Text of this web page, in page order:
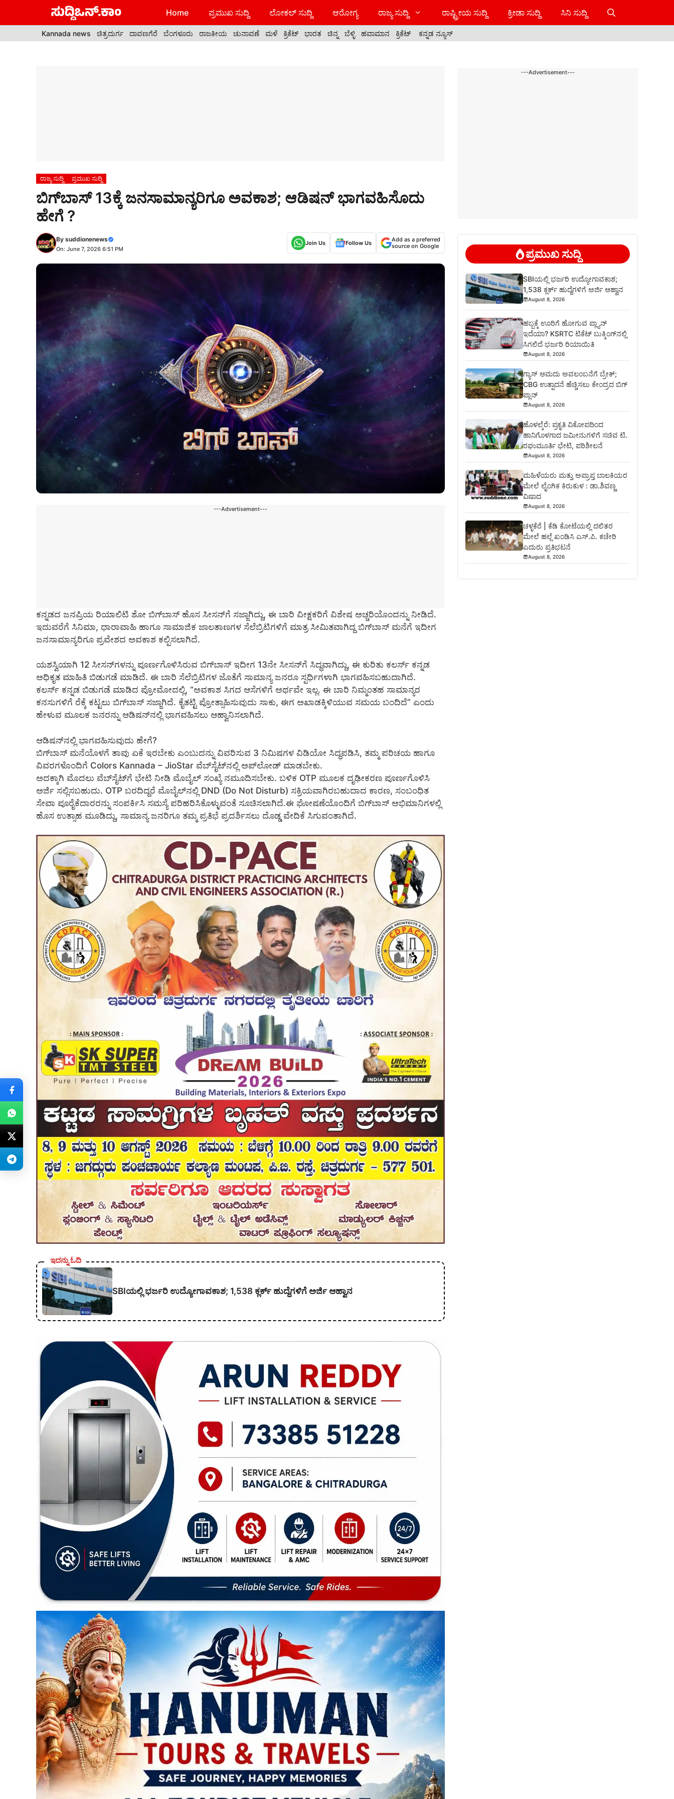
Home ಪ್ರಮುಖ ಸುದ್ದಿ ಲೋಕಲ್ ಸುದ್ದಿ ಆರೋಗ್ಯ ರಾಜ್ಯ ಸುದ್ದಿ ರಾಷ್ಟ್ರೀಯ ಸುದ್ದಿ ಕ್ರೀಡಾ ಸುದ್ದಿ ಸಿನಿ ಸುದ್ದಿ
Kannada news ಚಿತ್ರದುರ್ಗ ದಾವಣಗೆರೆ ಬೆಂಗಳೂರು ರಾಜಕೀಯ ಚುನಾವಣೆ ಮಳೆ ಕ್ರಿಕೆಟ್ ಭಾರತ ಚಿನ್ನ ಬೆಳ್ಳಿ ಹವಾಮಾನ ಕ್ರಿಕೆಟ್ ಕನ್ನಡ ನ್ಯೂಸ್
ರಾಜ್ಯ ಸುದ್ದಿ ಪ್ರಮುಖ ಸುದ್ದಿ
ಬಿಗ್‌ಬಾಸ್‌ 13ಕ್ಕೆ ಜನಸಾಮಾನ್ಯರಿಗೂ ಅವಕಾಶ; ಆಡಿಷನ್ ಭಾಗವಹಿಸೊದು
ಹೇಗೆ ?
By suddionenews
On: June 7, 2026 6:51 PM
Join Us Follow Us
Add as a preferred
source on Google
---Advertisement---
ಕನ್ನಡದ ಜನಪ್ರಿಯ ರಿಯಾಲಿಟಿ ಶೋ ಬಿಗ್‌ಬಾಸ್‌ ಹೊಸ ಸೀಸನ್‌ಗೆ ಸಜ್ಜಾಗಿದ್ದು, ಈ ಬಾರಿ ವೀಕ್ಷಕರಿಗೆ ವಿಶೇಷ ಅಚ್ಚರಿಯೊಂದನ್ನು ನೀಡಿದೆ.
ಇದುವರೆಗೆ ಸಿನಿಮಾ, ಧಾರಾವಾಹಿ ಹಾಗೂ ಸಾಮಾಜಿಕ ಜಾಲತಾಣಗಳ ಸೆಲೆಬ್ರಿಟಿಗಳಿಗೆ ಮಾತ್ರ ಸೀಮಿತವಾಗಿದ್ದ ಬಿಗ್‌ಬಾಸ್‌ ಮನೆಗೆ ಇದೀಗ
ಜನಸಾಮಾನ್ಯರಿಗೂ ಪ್ರವೇಶದ ಅವಕಾಶ ಕಲ್ಪಿಸಲಾಗಿದೆ.
ಯಶಸ್ವಿಯಾಗಿ 12 ಸೀಸನ್‌ಗಳನ್ನು ಪೂರ್ಣಗೊಳಿಸಿರುವ ಬಿಗ್‌ಬಾಸ್‌ ಇದೀಗ 13ನೇ ಸೀಸನ್‌ಗೆ ಸಿದ್ಧವಾಗಿದ್ದು, ಈ ಕುರಿತು ಕಲರ್ಸ್‌ ಕನ್ನಡ
ಅಧಿಕೃತ ಮಾಹಿತಿ ಬಿಡುಗಡೆ ಮಾಡಿದೆ. ಈ ಬಾರಿ ಸೆಲೆಬ್ರಿಟಿಗಳ ಜೊತೆಗೆ ಸಾಮಾನ್ಯ ಜನರೂ ಸ್ಪರ್ಧಿಗಳಾಗಿ ಭಾಗವಹಿಸಬಹುದಾಗಿದೆ.
ಕಲರ್ಸ್‌ ಕನ್ನಡ ಬಿಡುಗಡೆ ಮಾಡಿದ ಪ್ರೋಮೋದಲ್ಲಿ, “ಅವಕಾಶ ಸಿಗದ ಆಸೆಗಳಿಗೆ ಅರ್ಥವೇ ಇಲ್ಲ. ಈ ಬಾರಿ ನಿಮ್ಮಂತಹ ಸಾಮಾನ್ಯರ
ಕನಸುಗಳಿಗೆ ರೆಕ್ಕೆ ಕಟ್ಟಲು ಬಿಗ್‌ಬಾಸ್‌ ಸಜ್ಜಾಗಿದೆ. ಕೈತಟ್ಟಿ ಪ್ರೋತ್ಸಾಹಿಸುವುದು ಸಾಕು, ಈಗ ಅಖಾಡಕ್ಕಿಳಿಯುವ ಸಮಯ ಬಂದಿದೆ” ಎಂದು
ಹೇಳುವ ಮೂಲಕ ಜನರನ್ನು ಆಡಿಷನ್‌ನಲ್ಲಿ ಭಾಗವಹಿಸಲು ಆಹ್ವಾನಿಸಲಾಗಿದೆ.
ಆಡಿಷನ್‌ನಲ್ಲಿ ಭಾಗವಹಿಸುವುದು ಹೇಗೆ?
ಬಿಗ್‌ಬಾಸ್‌ ಮನೆಯೊಳಗೆ ತಾವು ಏಕೆ ಇರಬೇಕು ಎಂಬುದನ್ನು ವಿವರಿಸುವ 3 ನಿಮಿಷಗಳ ವಿಡಿಯೋ ಸಿದ್ಧಪಡಿಸಿ, ತಮ್ಮ ಪರಿಚಯ ಹಾಗೂ
ವಿವರಗಳೊಂದಿಗೆ Colors Kannada – JioStar ವೆಬ್‌ಸೈಟ್‌ನಲ್ಲಿ ಅಪ್‌ಲೋಡ್ ಮಾಡಬೇಕು.
ಅದಕ್ಕಾಗಿ ಮೊದಲು ವೆಬ್‌ಸೈಟ್‌ಗೆ ಭೇಟಿ ನೀಡಿ ಮೊಬೈಲ್‌ ಸಂಖ್ಯೆ ನಮೂದಿಸಬೇಕು. ಬಳಿಕ OTP ಮೂಲಕ ದೃಢೀಕರಣ ಪೂರ್ಣಗೊಳಿಸಿ
ಅರ್ಜಿ ಸಲ್ಲಿಸಬಹುದು. OTP ಬರದಿದ್ದರೆ ಮೊಬೈಲ್‌ನಲ್ಲಿ DND (Do Not Disturb) ಸಕ್ರಿಯವಾಗಿರಬಹುದಾದ ಕಾರಣ, ಸಂಬಂಧಿತ
ಸೇವಾ ಪೂರೈಕೆದಾರರನ್ನು ಸಂಪರ್ಕಿಸಿ ಸಮಸ್ಯೆ ಪರಿಹರಿಸಿಕೊಳ್ಳುವಂತೆ ಸೂಚಿಸಲಾಗಿದೆ.ಈ ಘೋಷಣೆಯೊಂದಿಗೆ ಬಿಗ್‌ಬಾಸ್‌ ಅಭಿಮಾನಿಗಳಲ್ಲಿ
ಹೊಸ ಉತ್ಸಾಹ ಮೂಡಿದ್ದು, ಸಾಮಾನ್ಯ ಜನರಿಗೂ ತಮ್ಮ ಪ್ರತಿಭೆ ಪ್ರದರ್ಶಿಸಲು ದೊಡ್ಡ ವೇದಿಕೆ ಸಿಗುವಂತಾಗಿದೆ.
ಇದನ್ನು ಓದಿ
SBIಯಲ್ಲಿ ಭರ್ಜರಿ ಉದ್ಯೋಗಾವಕಾಶ; 1,538 ಕ್ಲರ್ಕ್ ಹುದ್ದೆಗಳಿಗೆ ಅರ್ಜಿ ಆಹ್ವಾನ
---Advertisement---
ಪ್ರಮುಖ ಸುದ್ದಿ
SBIಯಲ್ಲಿ ಭರ್ಜರಿ ಉದ್ಯೋಗಾವಕಾಶ;
1,538 ಕ್ಲರ್ಕ್ ಹುದ್ದೆಗಳಿಗೆ ಅರ್ಜಿ ಆಹ್ವಾನ
August 8, 2026
ಹಬ್ಬಕ್ಕೆ ಊರಿಗೆ ಹೋಗುವ ಪ್ಲ್ಯಾನ್
ಇದೆಯಾ? KSRTC ಟಿಕೆಟ್ ಬುಕ್ಕಿಂಗ್‌ನಲ್ಲಿ
ಸಿಗಲಿದೆ ಭರ್ಜರಿ ರಿಯಾಯಿತಿ
August 8, 2026
ಗ್ಯಾಸ್ ಆಮದು ಅವಲಂಬನೆಗೆ ಬ್ರೇಕ್;
CBG ಉತ್ಪಾದನೆ ಹೆಚ್ಚಿಸಲು ಕೇಂದ್ರದ ಬಿಗ್
ಪ್ಲಾನ್
August 8, 2026
ಹೊಳಲ್ಕೆರೆ: ಪ್ರಕೃತಿ ವಿಕೋಪದಿಂದ
ಹಾನಿಗೊಳಗಾದ ಜಮೀನುಗಳಿಗೆ ಸಚಿವ ಟಿ.
ರಘುಮೂರ್ತಿ ಭೇಟಿ, ಪರಿಶೀಲನೆ
August 8, 2026
ಮಹಿಳೆಯರು ಮತ್ತು ಅಪ್ರಾಪ್ತ ಬಾಲಕಿಯರ
ಮೇಲೆ ಲೈಂಗಿಕ ಕಿರುಕುಳ : ಡಾ.ಶಿವಣ್ಣ
ವಿಷಾದ
August 8, 2026
ಚಳ್ಳಕೆರೆ | ಕೆಡಿ ಕೋಟೆಯಲ್ಲಿ ದಲಿತರ
ಮೇಲೆ ಹಲ್ಲೆ ಖಂಡಿಸಿ ಎಸ್.ಪಿ. ಕಚೇರಿ
ಎದುರು ಪ್ರತಿಭಟನೆ
August 8, 2026